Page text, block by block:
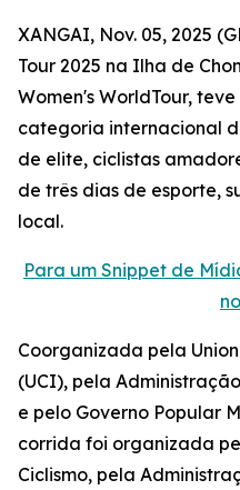
XANGAI, Nov. 05, 2025
Tour 2025 na Ilha de
Women's WorldTour,
categoria internacional
de elite, ciclistas
de três dias de esporte,
local.
Para um Snippet de
Coorganizada pela
(UCI), pela
e pelo Governo Popular
corrida foi organizada
Ciclismo, pela